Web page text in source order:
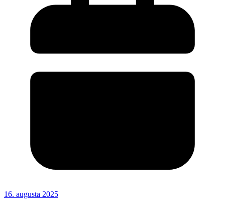
16. augusta 2025